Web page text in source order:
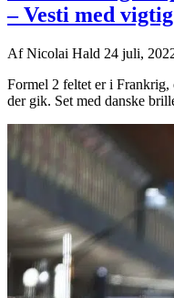
– Vesti med
AfNicolai Hald 24 juli,
Formel 2 feltet er i Frankrig,
der gik. Set med danske